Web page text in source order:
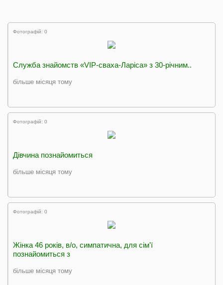
Фотографій: 0
Служба знайомств «VIP-сваха-Ларіса» з 30-річним..
більше місяця тому
Фотографій: 0
Дівчина познайомиться
більше місяця тому
Фотографій: 0
Жінка 46 років, в/о, симпатична, для сім'ї
познайомиться з
більше місяця тому